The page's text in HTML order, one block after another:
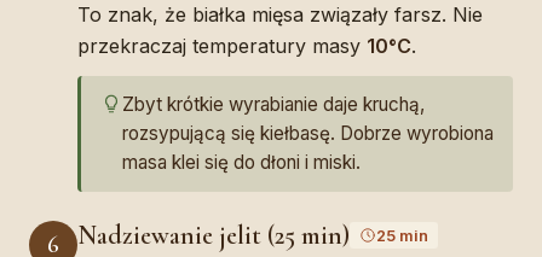
To znak, że białka mięsa związały farsz. Nie
przekraczaj temperatury masy 10°C.
Zbyt krótkie wyrabianie daje kruchą,
rozsypującą się kiełbasę. Dobrze wyrobiona
masa klei się do dłoni i miski.
6 Nadziewanie jelit (25 min) 25 min